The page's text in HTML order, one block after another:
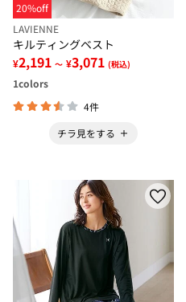
20%off
LAVIENNE
キルティングベスト
¥2,191 ～ ¥3,071 (税込)
1colors
4件
チラ見をする